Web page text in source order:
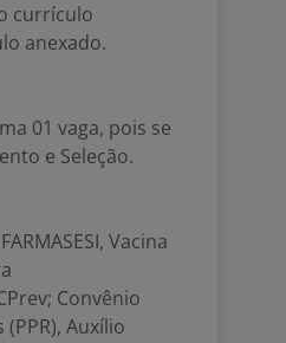
currículo
anexado.
01 vaga, pois se
e Seleção.
Vacina
Convênio
Auxílio